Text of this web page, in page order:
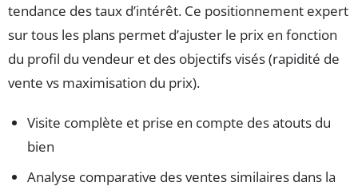
tendance des taux d’intérêt. Ce positionnement expert
sur tous les plans permet d’ajuster le prix en fonction
du profil du vendeur et des objectifs visés (rapidité de
vente vs maximisation du prix).
Visite complète et prise en compte des atouts du
bien
Analyse comparative des ventes similaires dans la